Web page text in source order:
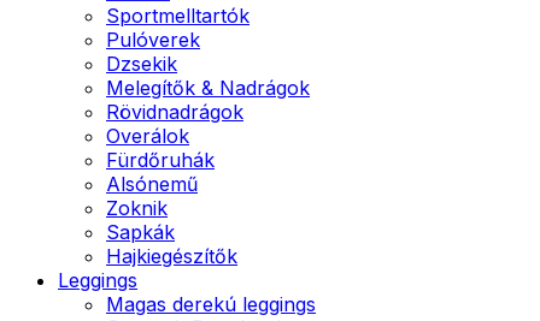
Sportmelltartók
Pulóverek
Dzsekik
Melegítők & Nadrágok
Rövidnadrágok
Overálok
Fürdőruhák
Alsónemű
Zoknik
Sapkák
Hajkiegészítők
Leggings
Magas derekú leggings